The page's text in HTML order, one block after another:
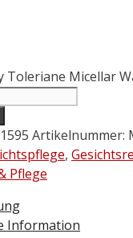
Toleriane Micellar
Artikelnummer:
,
Pflege
Information